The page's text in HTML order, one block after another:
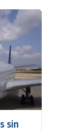
sin